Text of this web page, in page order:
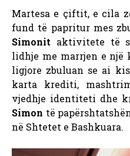
Martesa e çiftit, e cila
fund të papritur mes
Simonit aktivitete të
lidhje me marrjen e një
ligjore zbuluan se ai
karta krediti,
vjedhje identiteti dhe
Simon të
në Shtetet e Bashkuara.